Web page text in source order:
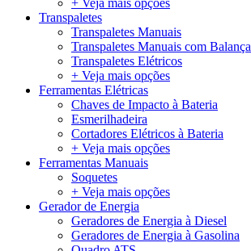
+ Veja mais opções
Transpaletes
Transpaletes Manuais
Transpaletes Manuais com Balança
Transpaletes Elétricos
+ Veja mais opções
Ferramentas Elétricas
Chaves de Impacto à Bateria
Esmerilhadeira
Cortadores Elétricos à Bateria
+ Veja mais opções
Ferramentas Manuais
Soquetes
+ Veja mais opções
Gerador de Energia
Geradores de Energia à Diesel
Geradores de Energia à Gasolina